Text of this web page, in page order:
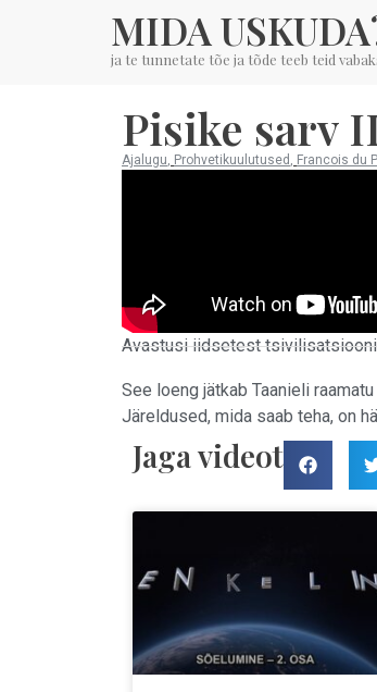
MIDA
ja te tunnetate tõe ja tõde teeb teid
Pisike sarv
Ajalugu, Prohvetikuulutused , Francois du
Avastusi iidsetest
See loeng jätkab Taanieli
Järeldused, mida saab teha, on
Jaga videot